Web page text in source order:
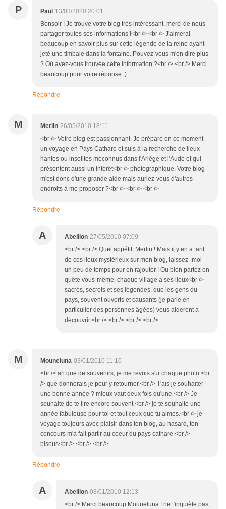
P Paul 13/03/2020 20:01
Bonsoir ! Je trouve votre blog très intéressant, merci de nous
partager toutes ses informations !<br /> <br /> J'aimerai
beaucoup en savoir plus sur cette légende de la reine ayant
jeté une timbale dans la fontaine. Pouvez-vous m'en dire plus
? Où avez-vous trouvée cette information ?<br /> <br /> Merci
beaucoup pour votre réponse :)
Répondre
M Merlin 26/05/2010 18:11
<br /> Votre blog est passionnant. Je prépare en ce moment
un voyage en Pays Cathare et suis à la recherche de lieux
hantés ou insolites méconnus dans l'Ariège et l'Aude et qui
présentent aussi un intérêt<br /> photographique. Votre blog
m'est donc d'une grande aide mais auriez-vous d'autres
endroits à me proposer ?<br /> <br /> <br />
Répondre
A Abellion 27/05/2010 07:09
<br /> <br /> Quel appétit, Merlin ! Mais il y en a tant
de ces lieux mystérieux sur mon blog, laissez_moi
un peu de temps pour en rajouter ! Ou bien partez en
quête vous-même, chaque village a ses lieux<br />
sacrés, secrets et ses légendes, que les gens du
pays, souvent ouverts et causants (je parle en
particulier des personnes âgées) vous aideront à
découvrir.<br /> <br /> <br /> <br />
M Mouneluna 03/01/2010 11:10
<br /> ah que de souvenirs, je me revois sur chaque photo.<br
/> que donnerais je pour y retourner.<br /> T'ais je souhaiter
une bonne année ? mieux vaut deux fois qu'une.<br /> Je
souhaite de te lire encore souvent.<br /> je te souhaite une
année fabuleuse pour toi et tout ceux que tu aimes.<br /> je
voyage toujours avec plaisir dans ton blog, au hasard, ton
concours m'a fait partir au coeur du pays cathare.<br />
bisous<br /> <br /> <br />
Répondre
A Abellion 03/01/2010 12:13
<br /> Merci beaucoup Mouneluna ! ne t'inquiète pas,